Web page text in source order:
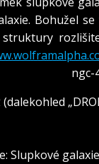
Bohužel
(dalekohled
Slupkové